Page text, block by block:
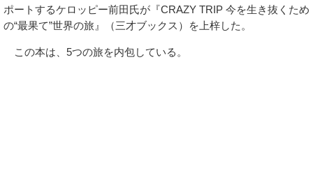
ポートするケロッピー前田氏が『CRAZY TRIP 今を生き抜くため
の“最果て”世界の旅』（三才ブックス）を上梓した。
この本は、5つの旅を内包している。